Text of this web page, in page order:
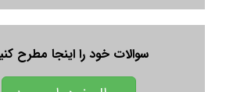
سوالات خود را اینجا مطرح